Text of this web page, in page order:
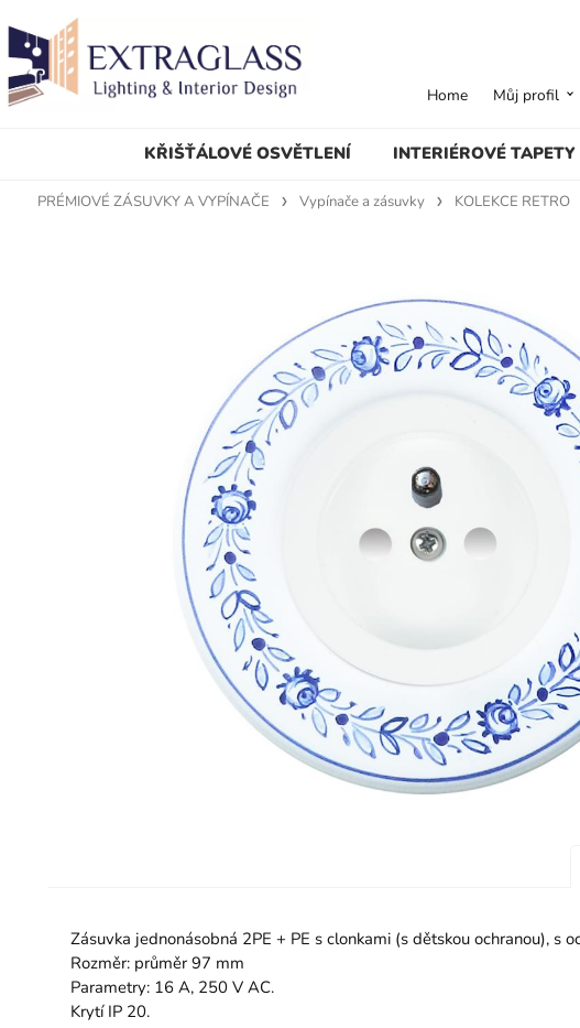
KŘIŠŤÁLOVÉ OSVĚTLENÍ INTERIÉROVÉ TAPETY
Home Můj profil
PRÉMIOVÉ ZÁSUVKY A VYPÍNAČE Vypínače a zásuvky KOLEKCE RETRO
Zásuvka jednonásobná 2PE + PE s clonkami (s dětskou ochranou), s
Rozměr: průměr 97 mm
Parametry: 16 A, 250 V AC.
Krytí IP 20.